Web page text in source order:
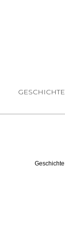
GESCHICHTE
Geschichte